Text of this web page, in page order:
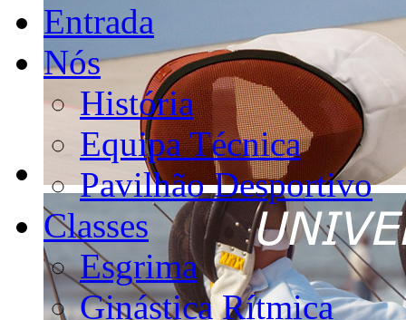
Entrada
Nós
História
Equipa Técnica
Pavilhão Desportivo
Classes
Esgrima
Ginástica Rítmica